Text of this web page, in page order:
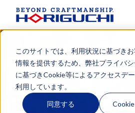
このサイトでは、利用状況に基づき
情報を提供するため、弊社プライバ
に基づきCookie等によるアクセスデ
利用しています。
同意する
HORIGUCHI QUALITY
サービス
プロジェクト事例